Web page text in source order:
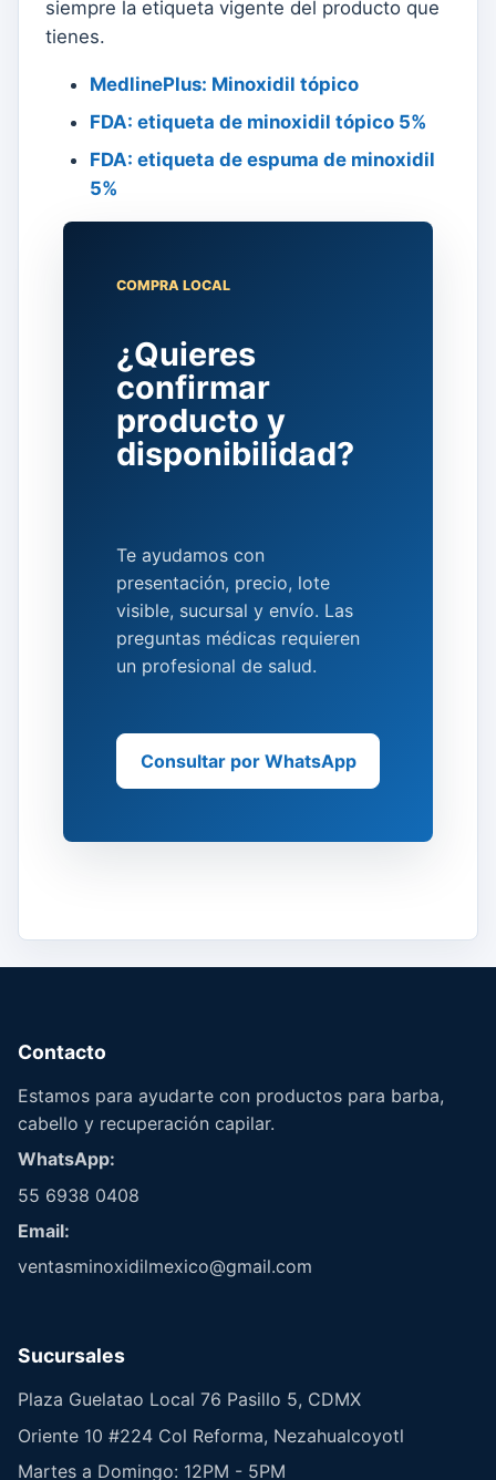
siempre la etiqueta vigente del producto que
tienes.
MedlinePlus: Minoxidil tópico
FDA: etiqueta de minoxidil tópico 5%
FDA: etiqueta de espuma de minoxidil
5%
COMPRA LOCAL
¿Quieres
confirmar
producto y
disponibilidad?
Te ayudamos con
presentación, precio, lote
visible, sucursal y envío. Las
preguntas médicas requieren
un profesional de salud.
Consultar por WhatsApp
Contacto
Estamos para ayudarte con productos para barba,
cabello y recuperación capilar.
WhatsApp:
55 6938 0408
Email:
ventasminoxidilmexico@gmail.com
Sucursales
Plaza Guelatao Local 76 Pasillo 5, CDMX
Oriente 10 #224 Col Reforma, Nezahualcoyotl
Martes a Domingo: 12PM - 5PM